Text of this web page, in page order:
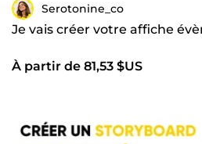
Serotonine_co
Je vais créer votre affiche
À partir de 81,53 $US